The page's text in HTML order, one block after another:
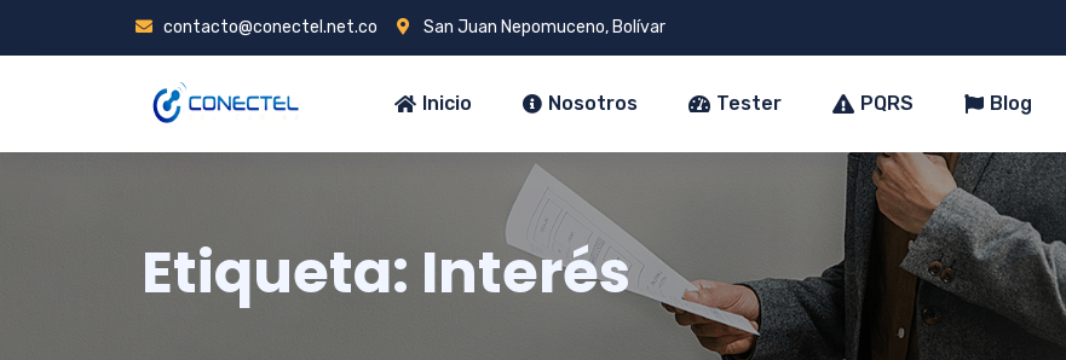
contacto@conectel.net.co San Juan Nepomuceno, Bolívar
Inicio Nosotros Tester PQRS Blog
Etiqueta: Interés